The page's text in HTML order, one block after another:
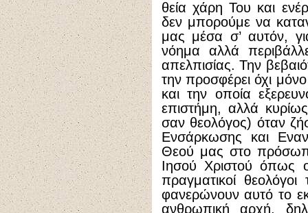
θεία χάρη Του και
δεν μπορούμε να
μας μέσα σ’ αυτόν,
νόημα αλλά
απελπισίας. Την
την προσφέρει όχι
και την οποία
επιστήμη, αλλά
σαν θεολόγος) όταν
Ενσάρκωσης και
Θεού μας στο
Ιησού Χριστού όπως
πραγματικοί θεολόγοι
φανερώνουν αυτό το
ανθρωπική αρχή,